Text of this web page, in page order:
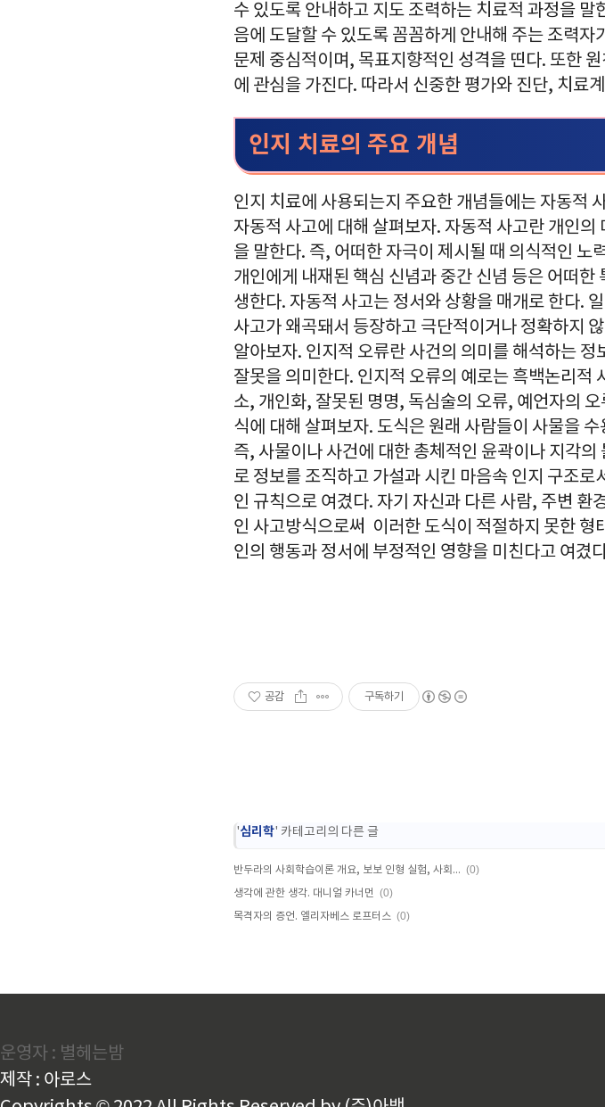
수 있도록 안내하고 지도 조력하는 치료적 과정을
음에 도달할 수 있도록 꼼꼼하게 안내해 주는 조력
문제 중심적이며, 목표지향적인 성격을 띤다. 또한
에 관심을 가진다. 따라서 신중한 평가와 진단, 치료
인지 치료의 주요 개념
인지 치료에 사용되는지 주요한 개념들에는 자동적
자동적 사고에 대해 살펴보자. 자동적 사고란 개인
을 말한다. 즉, 어떠한 자극이 제시될 때 의식적인
개인에게 내재된 핵심 신념과 중간 신념 등은 어떠
생한다. 자동적 사고는 정서와 상황을 매개로 한다.
사고가 왜곡돼서 등장하고 극단적이거나 정확하지
알아보자. 인지적 오류란 사건의 의미를 해석하는
잘못을 의미한다. 인지적 오류의 예로는 흑백논리
소, 개인화, 잘못된 명명, 독심술의 오류, 예언자의
식에 대해 살펴보자. 도식은 원래 사람들이 사물을
즉, 사물이나 사건에 대한 총체적인 윤곽이나 지각
로 정보를 조직하고 가설과 시킨 마음속 인지 구조
인 규칙으로 여겼다. 자기 자신과 다른 사람, 주변
인 사고방식으로써 이러한 도식이 적절하지 못한
인의 행동과 정서에 부정적인 영향을 미친다고 여겼
공감 구독하기
'심리학' 카테고리의 다른 글
반두라의 사회학습이론 개요, 보보 인형 실험, 사회적 학습의 유형 (0)
생각에 관한 생각. 대니얼 카너먼 (0)
목격자의 증언. 엘리자베스 로프터스 (0)
운영자 : 별헤는밤
제작 : 아로스